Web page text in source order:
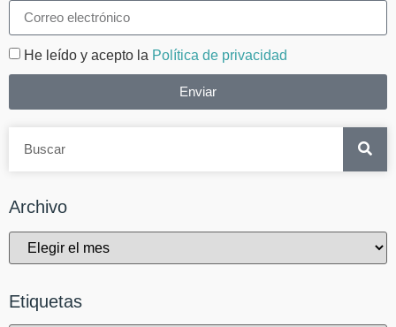
He leído y acepto la Política de privacidad
Enviar
Archivo
Etiquetas